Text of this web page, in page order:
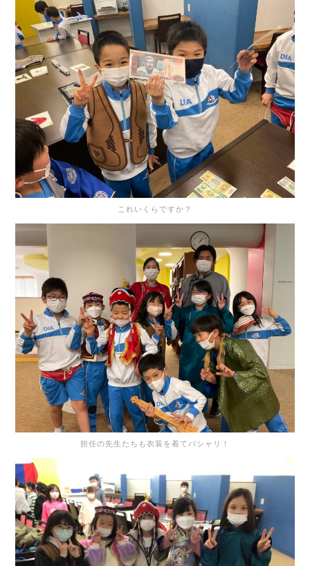
これいくらですか？
担任の先生たちも衣装を着てパシャリ！